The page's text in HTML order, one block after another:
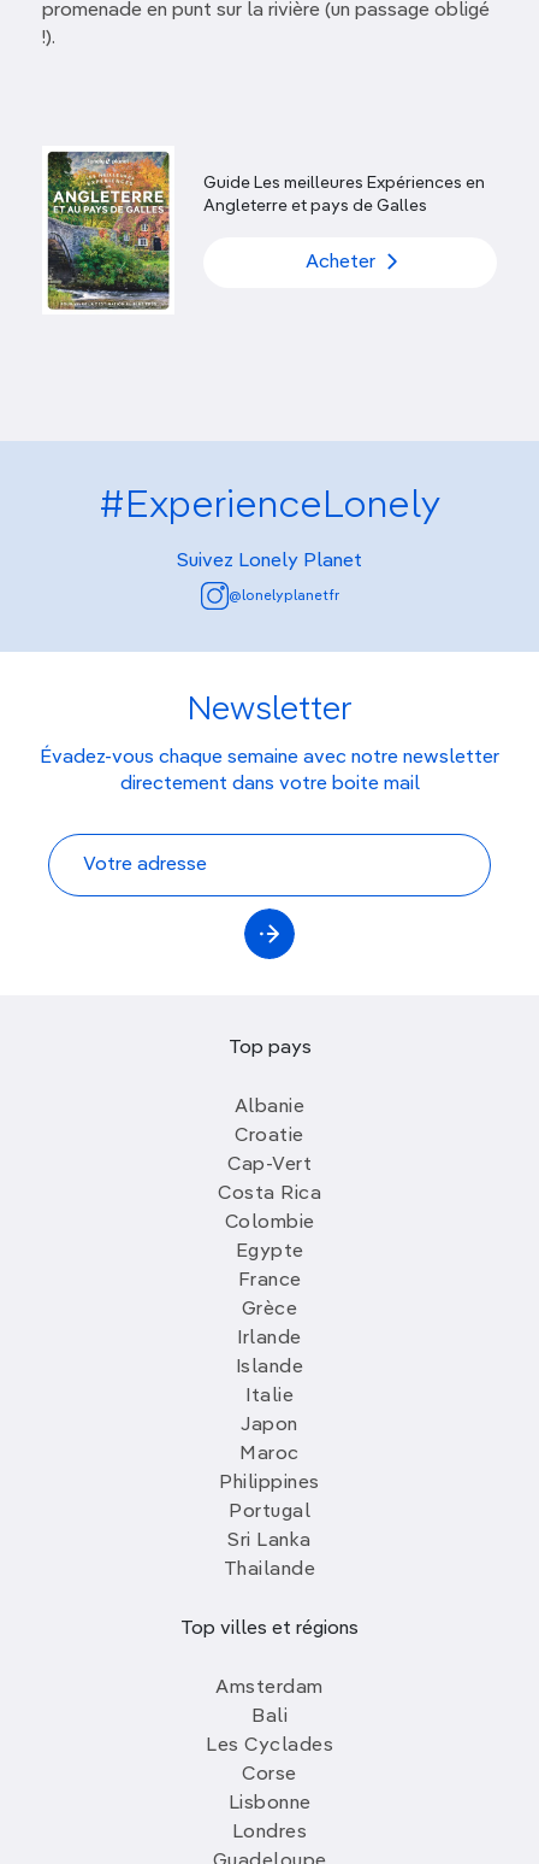
promenade en punt sur la rivière (un passage obligé
!).
Guide Les meilleures Expériences en
Angleterre et pays de Galles
Acheter
#ExperienceLonely
Suivez Lonely Planet
@lonelyplanetfr
Newsletter
Évadez-vous chaque semaine avec notre newsletter
directement dans votre boite mail
Top pays
Albanie
Croatie
Cap-Vert
Costa Rica
Colombie
Egypte
France
Grèce
Irlande
Islande
Italie
Japon
Maroc
Philippines
Portugal
Sri Lanka
Thailande
Top villes et régions
Amsterdam
Bali
Les Cyclades
Corse
Lisbonne
Londres